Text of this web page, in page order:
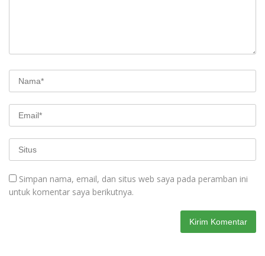
Simpan nama, email, dan situs web saya pada peramban ini
untuk komentar saya berikutnya.